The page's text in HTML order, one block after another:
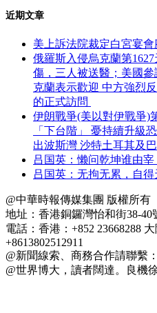
近期文章
美上訴法院裁定白宮宴
俄羅斯入侵烏克蘭第
傷，三人被送醫；美國
克蘭表示歡迎 中方強烈
的正式訪問
伊朗戰爭(美以對伊戰爭)
「下台階」 憂持續升級
出波斯灣 沙特土耳其及
吕国英：懒问乾坤谁由宰
吕国英：无拘无累，自得
@中華時報傳媒集團 版權所有
地址：香港銅鑼灣怡和街38-40
電話：香港：+852 23668288 大
+8613802512911
@新聞線索、商務合作請聯繫：
@世界博大，讀者闊達。良機